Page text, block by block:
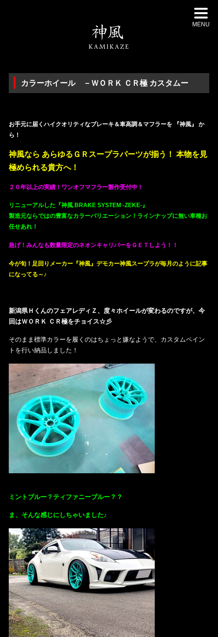
MENU
カラーホイール －ＷＯＲＫ ＣＲ極 カスタムー
お手元に届くハイクオリティなブレーキ＆車高調＆マフラーを 『神風』 か
ら！
神風なら あらゆるＧＲスープラパーツが揃う！ 本物を見
極められる貴方へ！
２０年以上の実績！ワンオフマフラー製作受付中！
リニューアルした『神風 BRAKE SYSTEM -ZEKE-』
製造元ならではの豊富なカラーバリエーション！ラインナップに無い車種お
任せあれ！
急げ！みんなも数量限定のネオンキャリパーをＧＥＴしよう！！
今が旬！足回りメーカー『神風』デモカー神風スープラが毎月のように記事
になってる～♪
新潟県ＨくんのフェアレディＺ、度々ホイールが変わるのですが、今
回はＷＯＲＫ ＣＲ極をチョイス☆彡
そのまま標準カラーを履くのはちょっと嫌なようで、カスタムペイン
トを行い納品しました！
ミントブルー？ティファニーブルー？？
ま、そんな感じにしちゃいました♪